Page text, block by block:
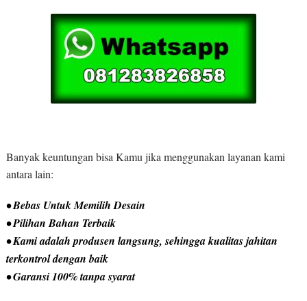
Banyak keuntungan bisa Kamu jika menggunakan layanan kami
antara lain:
• Bebas Untuk Memilih Desain
• Pilihan Bahan Terbaik
• Kami adalah produsen langsung, sehingga kualitas jahitan
terkontrol dengan baik
• Garansi 100% tanpa syarat